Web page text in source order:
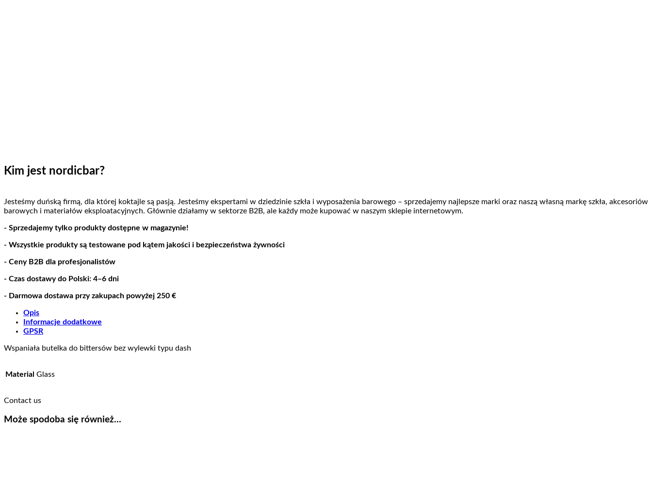
Kim jest nordicbar?
Jesteśmy duńską firmą, dla której koktajle są pasją. Jesteśmy ekspertami w dziedzinie szkła i wyposażenia barowego – sprzedajemy najlepsze marki oraz naszą własną markę szkła, akcesoriów
barowych i materiałów eksploatacyjnych. Głównie działamy w sektorze B2B, ale każdy może kupować w naszym sklepie internetowym.
- Sprzedajemy tylko produkty dostępne w magazynie!
- Wszystkie produkty są testowane pod kątem jakości i bezpieczeństwa żywności
- Ceny B2B dla profesjonalistów
- Czas dostawy do Polski: 4–6 dni
- Darmowa dostawa przy zakupach powyżej 250 €
Opis
Informacje dodatkowe
GPSR
Wspaniała butelka do bittersów bez wylewki typu dash
Material Glass
Contact us
Może spodoba się również…